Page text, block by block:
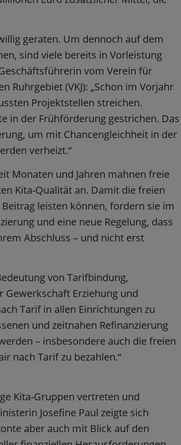
geraten. Um dennoch auf dem
sind viele bereits in Vorleistung
vom Verein für
Ruhrgebiet (VKJ): „Schon im Vorjahr
Projektstellen streichen.
in der Frühförderung gestrichen. Das
um mit Chancengleichheit in der
verheizt.“
Monaten und Jahren mahnen freie
Kita-Qualität an. Damit die freien
leisten können, fordern sie im
und eine neue Regelung, dass
Abschluss – und nicht erst
von Tarifbindung,
Gewerkschaft Erziehung und
Tarif in allen Einrichtungen zu
und zeitnahen Refinanzierung
– insbesondere auch die freien
nach Tarif zu bezahlen.“
Kita-Gruppen vertreten und
Josefine Paul zeigte sich
aber auch mit Blick auf den